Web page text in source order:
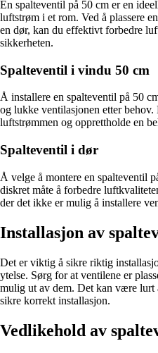
En spalteventil på 50 cm er en
luftstrøm i et rom. Ved å plassere
en dør, kan du effektivt forbedre
sikkerheten.
Spalteventil i vindu 50 cm
Å installere en spalteventil på 50
og lukke ventilasjonen etter
luftstrømmen og opprettholde en
Spalteventil i dør
Å velge å montere en spalteventil
diskret måte å forbedre
der det ikke er mulig å installere
Installasjon av
Det er viktig å sikre riktig
ytelse. Sørg for at ventilene er
mulig ut av dem. Det kan være lurt
sikre korrekt installasjon.
Vedlikehold av